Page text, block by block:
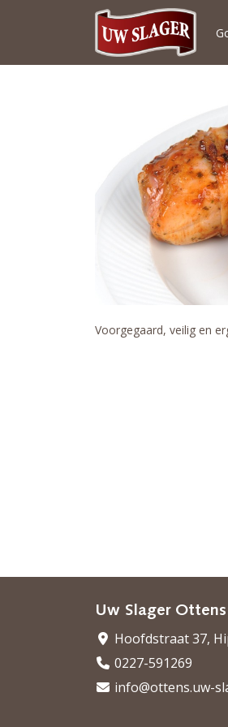
Voorgegaard, veilig en
Uw Slager Ottens
Hoofdstraat 37,
0227-591269
info@ottens.uw-